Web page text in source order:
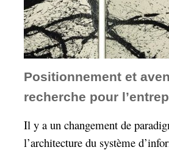
Positionnement et
recherche pour
Il y a un changement de
l’architecture du système